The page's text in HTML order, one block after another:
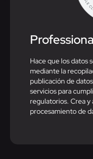
Hace que los datos
mediante la
publicación de
servicios para
regulatorios. Crea y
procesamiento de